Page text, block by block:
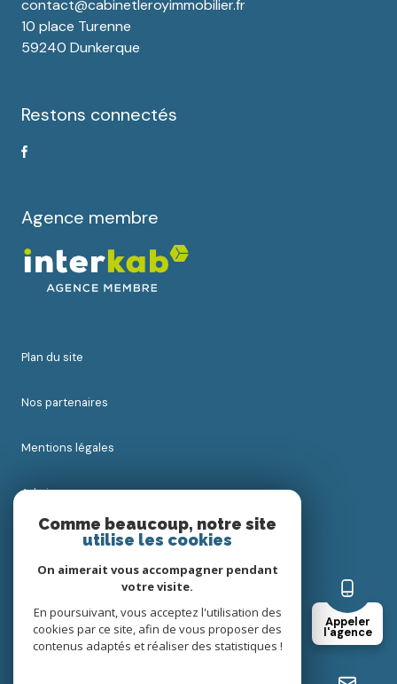
Appeler
l'agence
contact@cabinetleroyimmobilier.fr
10 place Turenne
59240 Dunkerque
Restons connectés
Agence membre
plan du site
nos partenaires
mentions légales
admin
nos honoraires
cookies
Comme beaucoup, notre site
utilise les cookies
On aimerait vous accompagner pendant
votre visite.
En poursuivant, vous acceptez l'utilisation des
cookies par ce site, afin de vous proposer des
contenus adaptés et réaliser des statistiques !